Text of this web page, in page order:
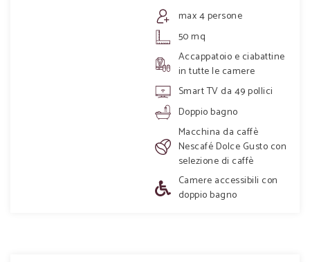
max 4 persone
50 mq
Accappatoio e ciabattine
in tutte le camere
Smart TV da 49 pollici
Doppio bagno
Macchina da caffè
Nescafé Dolce Gusto con
selezione di caffè
Camere accessibili con
doppio bagno